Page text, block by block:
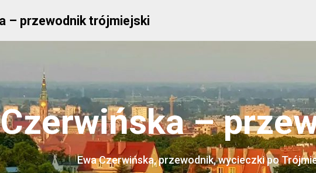
– przewodnik trójmiejski
–
Ewa Czerwińska, przewodnik, wycieczki po